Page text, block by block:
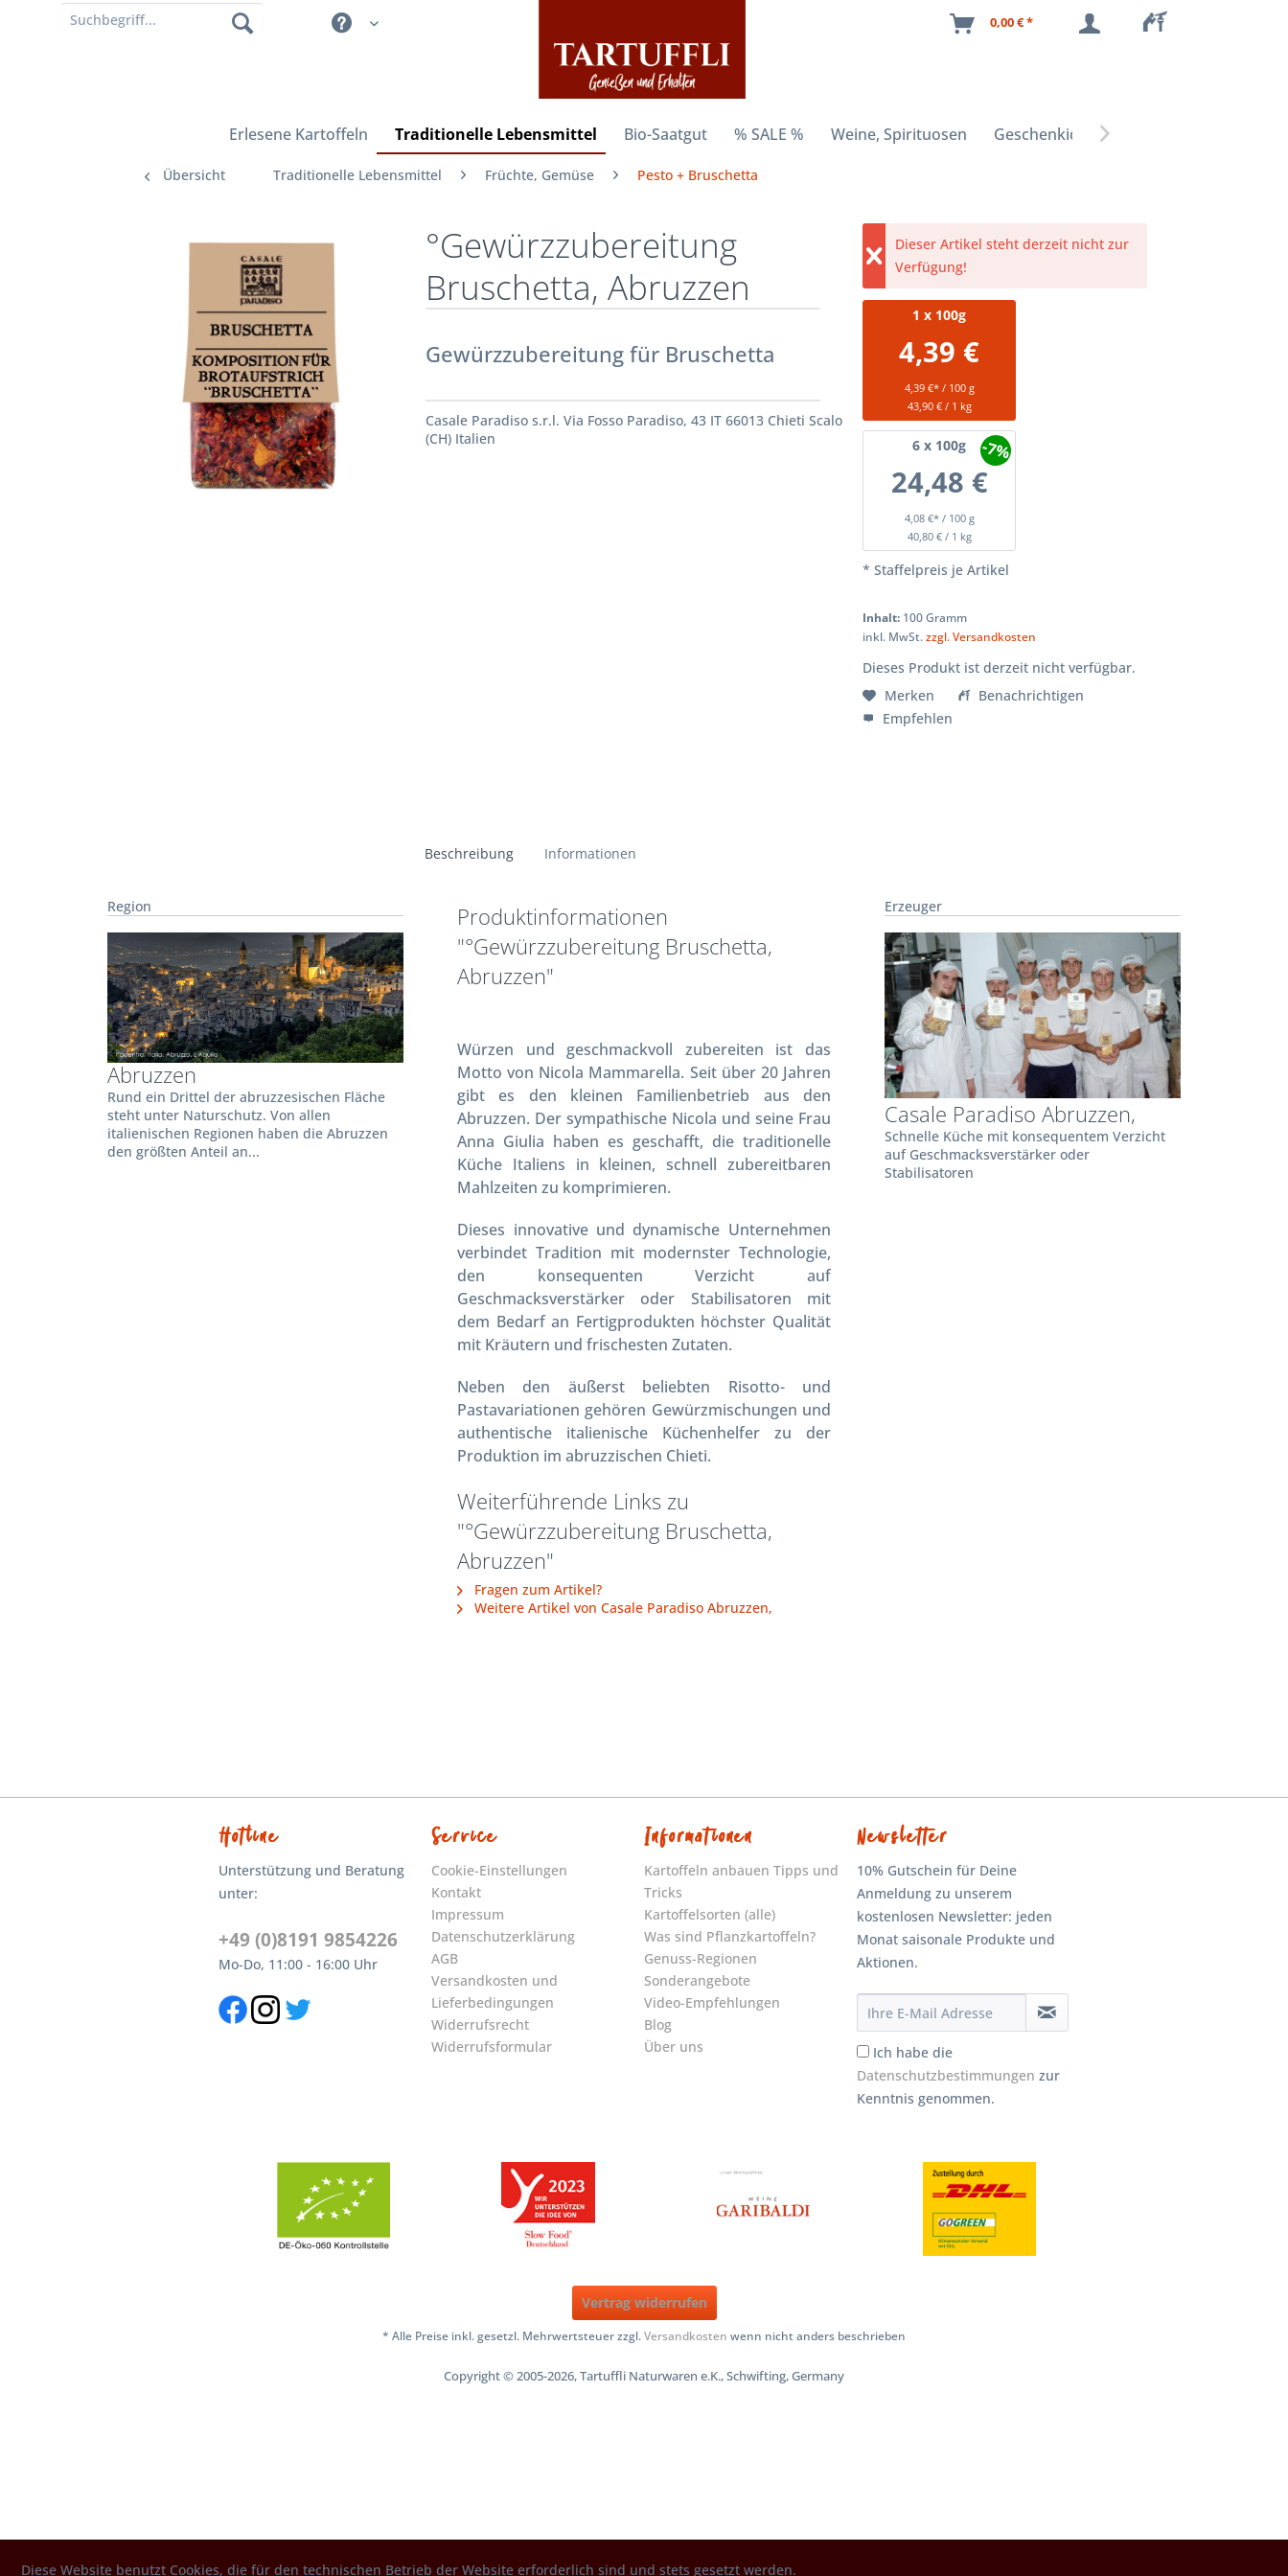
0,00 € *
Erlesene Kartoffeln Traditionelle Lebensmittel Bio-Saatgut % SALE % Weine, Spirituosen Geschenkideen
Übersicht Traditionelle Lebensmittel Früchte, Gemüse Pesto + Bruschetta
°Gewürzzubereitung
Bruschetta, Abruzzen
Gewürzzubereitung für Bruschetta
Casale Paradiso s.r.l. Via Fosso Paradiso, 43 IT 66013 Chieti Scalo
(CH) Italien
Dieser Artikel steht derzeit nicht zur
Verfügung!
1 x 100g
4,39 €
4,39 €* / 100 g
43,90 € / 1 kg
6 x 100g
24,48 €
4,08 €* / 100 g
-7%
40,80 € / 1 kg
* Staffelpreis je Artikel
Inhalt: 100 Gramm
inkl. MwSt.zzgl. Versandkosten
Dieses Produkt ist derzeit nicht verfügbar.
Merken
Benachrichtigen
Empfehlen
Region
Abruzzen
Rund ein Drittel der abruzzesischen Fläche
steht unter Naturschutz. Von allen
italienischen Regionen haben die Abruzzen
den größten Anteil an...
Beschreibung Informationen
Produktinformationen
"°Gewürzzubereitung Bruschetta,
Abruzzen"
Würzen und geschmackvoll zubereiten ist das
Motto von Nicola Mammarella. Seit über 20 Jahren
gibt es den kleinen Familienbetrieb aus den
Abruzzen. Der sympathische Nicola und seine Frau
Anna Giulia haben es geschafft, die traditionelle
Küche Italiens in kleinen, schnell zubereitbaren
Mahlzeiten zu komprimieren.
Dieses innovative und dynamische Unternehmen
verbindet Tradition mit modernster Technologie,
den konsequenten Verzicht auf
Geschmacksverstärker oder Stabilisatoren mit
dem Bedarf an Fertigprodukten höchster Qualität
mit Kräutern und frischesten Zutaten.
Neben den äußerst beliebten Risotto- und
Pastavariationen gehören Gewürzmischungen und
authentische italienische Küchenhelfer zu der
Produktion im abruzzischen Chieti.
Weiterführende Links zu
"°Gewürzzubereitung Bruschetta,
Abruzzen"
Fragen zum Artikel?
Weitere Artikel von Casale Paradiso Abruzzen,
Erzeuger
Casale Paradiso Abruzzen,
Schnelle Küche mit konsequentem Verzicht
auf Geschmacksverstärker oder
Stabilisatoren
Hotline
Unterstützung und Beratung
unter:
+49 (0)8191 9854226
Mo-Do, 11:00 - 16:00 Uhr
Service
Cookie-Einstellungen
Kontakt
Impressum
Datenschutzerklärung
AGB
Versandkosten und
Lieferbedingungen
Widerrufsrecht
Widerrufsformular
Informationen
Kartoffeln anbauen Tipps und
Tricks
Kartoffelsorten (alle)
Was sind Pflanzkartoffeln?
Genuss-Regionen
Sonderangebote
Video-Empfehlungen
Blog
Über uns
Newsletter
10% Gutschein für Deine
Anmeldung zu unserem
kostenlosen Newsletter: jeden
Monat saisonale Produkte und
Aktionen.
Ich habe die
Datenschutzbestimmungen zur
Kenntnis genommen.
Vertrag widerrufen
* Alle Preise inkl. gesetzl. Mehrwertsteuer zzgl.Versandkosten wenn nicht anders beschrieben
Copyright © 2005-2026, Tartuffli Naturwaren e.K., Schwifting, Germany
Diese Website benutzt Cookies, die für den technischen Betrieb der Website erforderlich sind und stets gesetzt werden.